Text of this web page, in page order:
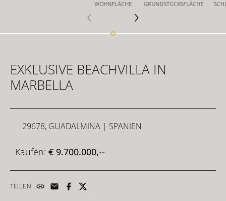
FÜR INVESTOREN
FÜR DEVELOPER
KONTAKT
WOHNFLÄCHE GRUNDSTÜCKSFLÄCHE
EXKLUSIVE BEACHVILLA IN
MARBELLA
29678, GUADALMINA | SPANIEN
Kaufen: € 9.700.000,--
TEILEN: